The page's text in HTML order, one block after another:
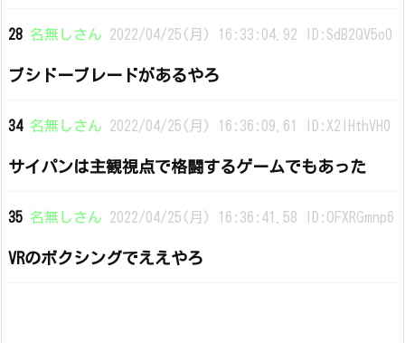
28 名無しさん 2022/04/25(月) 16:33:04.92 ID:SdB2QV5o0
ブシドーブレードがあるやろ
34 名無しさん 2022/04/25(月) 16:36:09.61 ID:X2IHthVH0
サイパンは主観視点で格闘するゲームでもあった
35 名無しさん 2022/04/25(月) 16:36:41.58 ID:OFXRGmnp6
VRのボクシングでええやろ